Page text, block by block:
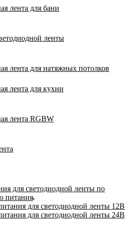
лента для бани
ленты
лента для натяжных потолков
лента для кухни
лента RGBW
для светодиодной ленты по
питания
для светодиодной ленты 12В
для светодиодной ленты 24В